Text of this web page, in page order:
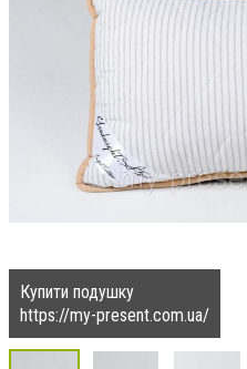
Купити подушку
https://my-present.com.ua/